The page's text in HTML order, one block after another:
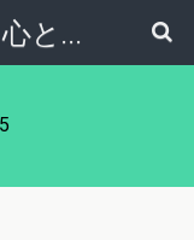
北海道大雪山系を中心とした登山・自然ガイド｜大雪山倶楽部ブログ